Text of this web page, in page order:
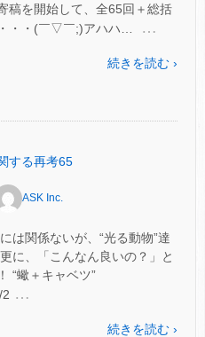
稿を開始して、全65回＋総括
・・(￣▽￣;)アハハ…
…
続きを読む ›
する再考65
ASK Inc.
は関係ないが、“光る動物”達
に、「こんなん良いの？」と
“蠍＋キャベツ”
…
続きを読む ›